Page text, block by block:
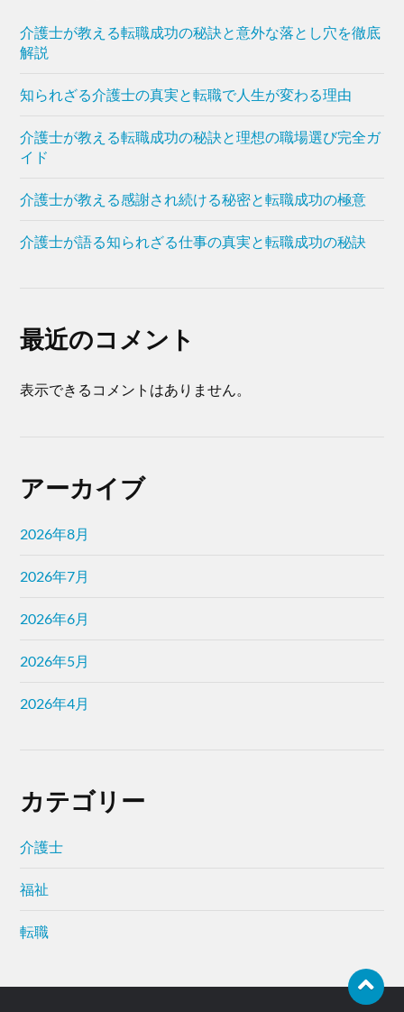
介護士が教える転職成功の秘訣と意外な落とし穴を徹底
解説
知られざる介護士の真実と転職で人生が変わる理由
介護士が教える転職成功の秘訣と理想の職場選び完全ガ
イド
介護士が教える感謝され続ける秘密と転職成功の極意
介護士が語る知られざる仕事の真実と転職成功の秘訣
最近のコメント
表示できるコメントはありません。
アーカイブ
2026年8月
2026年7月
2026年6月
2026年5月
2026年4月
カテゴリー
介護士
福祉
転職